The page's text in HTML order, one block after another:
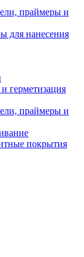
праймеры и
для нанесения
герметизация
праймеры и
покрытия